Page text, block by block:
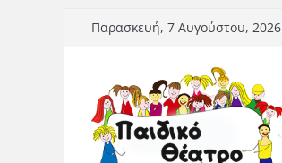
Μετάβαση
Παρασκευή, 7 Αυγούστου, 2026